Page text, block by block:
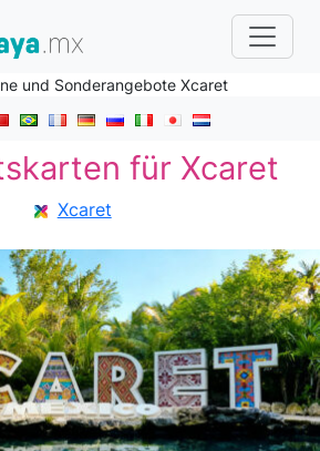
und Sonderangebote Xcaret
für Xcaret
Xcaret